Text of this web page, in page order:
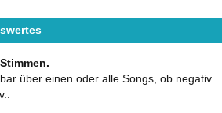
über einen oder alle Songs, ob negativ